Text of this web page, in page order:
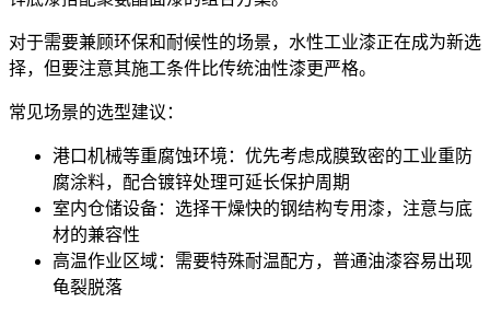
对于需要兼顾环保和耐候性的场景， 水性工业漆正在成为新选
择，但要注意其施工条件比传统油性漆更严格。
常见场景的选型建议：
港口机械等重腐蚀环境：优先考虑成膜致密的工业重防
腐涂料，配合镀锌处理可延长保护周期
室内仓储设备：选择干燥快的钢结构专用漆，注意与底
材的兼容性
高温作业区域：需要特殊耐温配方，普通油漆容易出现
龟裂脱落